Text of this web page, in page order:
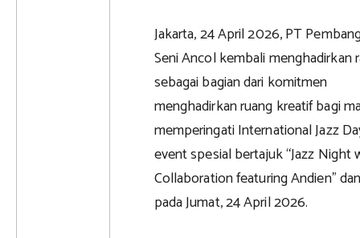
Jakarta, 24 April 2026, PT
Seni Ancol kembali menghadirkan
sebagai bagian dari komitmen
menghadirkan ruang kreatif bagi
memperingati International Jazz
event spesial bertajuk “Jazz Night
Collaboration featuring Andien”
pada Jumat, 24 April 2026.